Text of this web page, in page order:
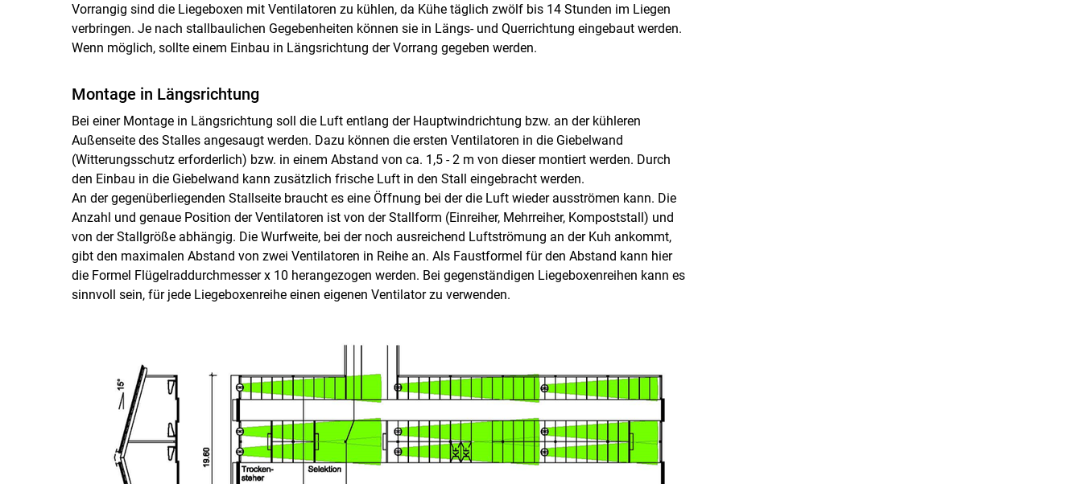
Vorrangig sind die Liegeboxen mit Ventilatoren zu kühlen, da Kühe täglich zwölf bis 14 Stunden im Liegen
verbringen. Je nach stallbaulichen Gegebenheiten können sie in Längs- und Querrichtung eingebaut werden.
Wenn möglich, sollte einem Einbau in Längsrichtung der Vorrang gegeben werden.
Montage in Längsrichtung
Bei einer Montage in Längsrichtung soll die Luft entlang der Hauptwindrichtung bzw. an der kühleren
Außenseite des Stalles angesaugt werden. Dazu können die ersten Ventilatoren in die Giebelwand
(Witterungsschutz erforderlich) bzw. in einem Abstand von ca. 1,5 - 2 m von dieser montiert werden. Durch
den Einbau in die Giebelwand kann zusätzlich frische Luft in den Stall eingebracht werden.
An der gegenüberliegenden Stallseite braucht es eine Öffnung bei der die Luft wieder ausströmen kann. Die
Anzahl und genaue Position der Ventilatoren ist von der Stallform (Einreiher, Mehrreiher, Kompoststall) und
von der Stallgröße abhängig. Die Wurfweite, bei der noch ausreichend Luftströmung an der Kuh ankommt,
gibt den maximalen Abstand von zwei Ventilatoren in Reihe an. Als Faustformel für den Abstand kann hier
die Formel Flügelraddurchmesser x 10 herangezogen werden. Bei gegenständigen Liegeboxenreihen kann es
sinnvoll sein, für jede Liegeboxenreihe einen eigenen Ventilator zu verwenden.